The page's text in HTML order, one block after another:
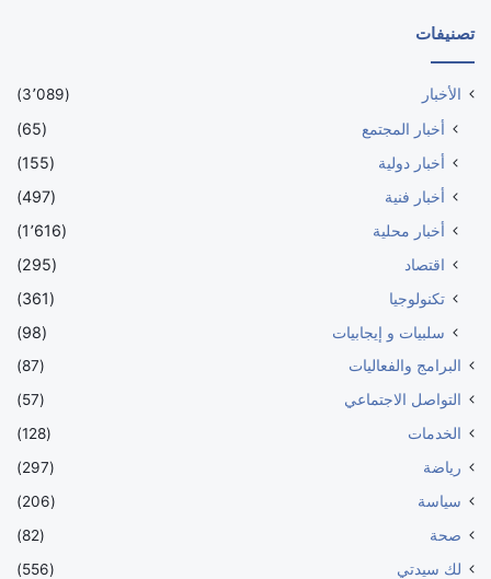
تصنيفات
الأخبار (3٬089)
أخبار المجتمع
(65)
أخبار دولية
(155)
أخبار فنية
(497)
أخبار محلية
(1٬616)
اقتصاد
(295)
تكنولوجيا
(361)
سلبيات و إيجابيات
(98)
البرامج والفعاليات
(87)
التواصل الاجتماعي
(57)
الخدمات
(128)
رياضة
(297)
سياسة
(206)
صحة
(82)
لك سيدتي
(556)